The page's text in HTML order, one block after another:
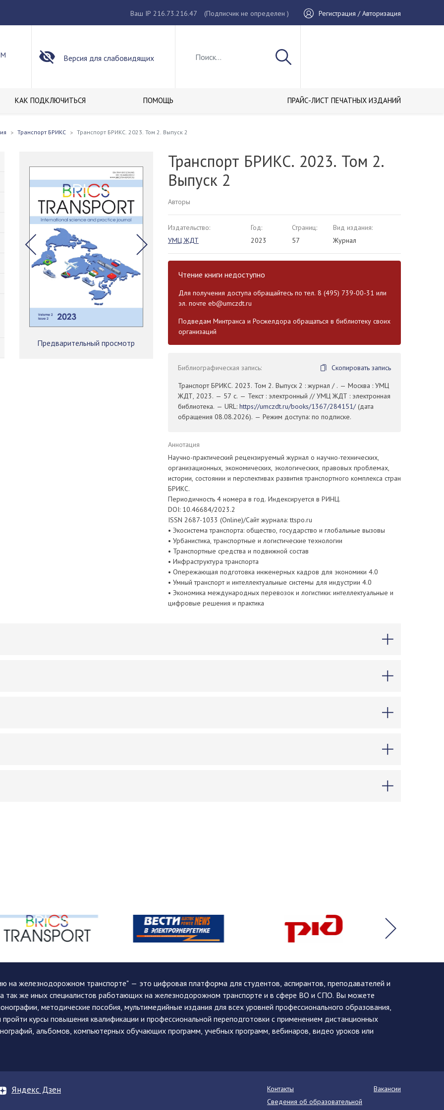
Ваш IP 216.73.216.47 (Подписчик не определен ) Регистрация / Авторизация
Версия для слабовидящих
КАК ПОДКЛЮЧИТЬСЯ ПОМОЩЬ ПРАЙС-ЛИСТ ПЕЧАТНЫХ ИЗДАНИЙ
Транспорт БРИКС Транспорт БРИКС. 2023. Том 2. Выпуск 2
Предварительный просмотр
Транспорт БРИКС. 2023. Том 2.
Выпуск 2
Авторы
Издательство:
УМЦ ЖДТ
Год:
2023
Страниц:
57
Вид издания:
Журнал
Чтение книги недоступно
Для получения доступа обращайтесь по тел. 8 (495) 739-00-31 или
эл. почте eb@umczdt.ru
Подведам Минтранса и Росжелдора обращаться в библиотеку своих
организаций
Библиографическая запись:
Скопировать запись
Транспорт БРИКС. 2023. Том 2. Выпуск 2 : журнал / . — Москва : УМЦ
ЖДТ, 2023. — 57 с. — Текст : электронный // УМЦ ЖДТ : электронная
библиотека. — URL: https://umczdt.ru/books/1367/284151/(дата
обращения 08.08.2026). — Режим доступа: по подписке.
Аннотация
Научно-практический рецензируемый журнал о научно-технических,
организационных, экономических, экологических, правовых проблемах,
истории, состоянии и перспективах развития транспортного комплекса стран
БРИКС.
Периодичность 4 номера в год. Индексируется в РИНЦ.
DOI: 10.46684/2023.2
ISSN 2687-1033 (Online)/Сайт журнала: ttspo.ru
• Экосистема транспорта: общество, государство и глобальные вызовы
• Урбанистика, транспортные и логистические технологии
• Транспортные средства и подвижной состав
• Инфраструктура транспорта
• Опережающая подготовка инженерных кадров для экономики 4.0
• Умный транспорт и интеллектуальные системы для индустрии 4.0
• Экономика международных перевозок и логистики: интеллектуальные и
цифровые решения и практика
на железнодорожном транспорте" — это цифровая платформа для студентов, аспирантов, преподавателей и
а так же иных специалистов работающих на железнодорожном транспорте и в сфере ВО и СПО. Вы можете
методические пособия, мультимедийные издания для всех уровней профессионального образования,
курсы повышения квалификации и профессиональной переподготовки с применением дистанционных
альбомов, компьютерных обучающих программ, учебных программ, вебинаров, видео уроков или
Яндекс Дзен Контакты
Вакансии
Сведения об образовательной